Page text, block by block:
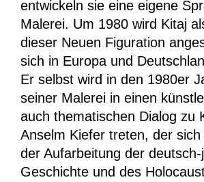
entwickeln sie eine eigene
Malerei. Um 1980 wird Kitaj
dieser Neuen Figuration
sich in Europa und
Er selbst wird in den 1980er
seiner Malerei in einen
auch thematischen Dialog zu
Anselm Kiefer treten, der
der Aufarbeitung der deutsch-
Geschichte und des